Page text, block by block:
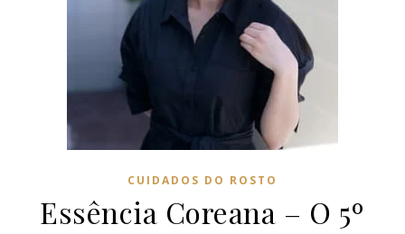
CUIDADOS DO ROSTO
Essência Coreana – O 5º